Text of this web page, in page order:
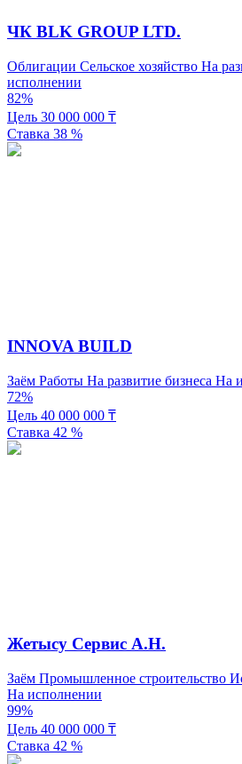
ЧК BLK GROUP LTD.
Облигации Сельское хозяйство На
исполнении
82%
Цель 30 000 000 ₸
Ставка 38 %
INNOVA BUILD
Заём Работы На развитие бизнеса На
72%
Цель 40 000 000 ₸
Ставка 42 %
Жетысу Сервис А.Н.
Заём Промышленное строительство
На исполнении
99%
Цель 40 000 000 ₸
Ставка 42 %